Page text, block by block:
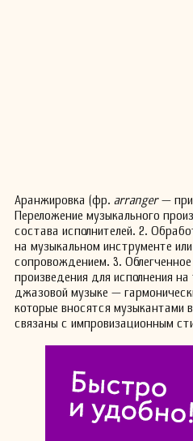
Аранжировка (фр. arranger—
Переложение музыкального
состава исполнителей. 2.
на музыкальном инструменте
сопровождением. 3.
произведения для исполнения
джазовой музыке —
которые вносятся музыкантами
связаны с импровизационным